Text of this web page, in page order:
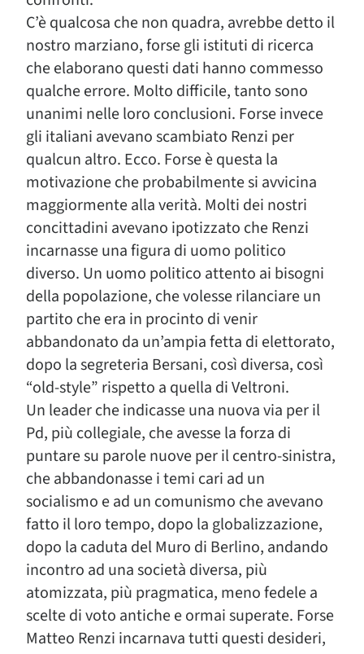
C’è qualcosa che non quadra, avrebbe detto il
nostro marziano, forse gli istituti di ricerca
che elaborano questi dati hanno commesso
qualche errore. Molto difficile, tanto sono
unanimi nelle loro conclusioni. Forse invece
gli italiani avevano scambiato Renzi per
qualcun altro. Ecco. Forse è questa la
motivazione che probabilmente si avvicina
maggiormente alla verità. Molti dei nostri
concittadini avevano ipotizzato che Renzi
incarnasse una figura di uomo politico
diverso. Un uomo politico attento ai bisogni
della popolazione, che volesse rilanciare un
partito che era in procinto di venir
abbandonato da un’ampia fetta di elettorato,
dopo la segreteria Bersani, così diversa, così
“old-style” rispetto a quella di Veltroni.
Un leader che indicasse una nuova via per il
Pd, più collegiale, che avesse la forza di
puntare su parole nuove per il centro-sinistra,
che abbandonasse i temi cari ad un
socialismo e ad un comunismo che avevano
fatto il loro tempo, dopo la globalizzazione,
dopo la caduta del Muro di Berlino, andando
incontro ad una società diversa, più
atomizzata, più pragmatica, meno fedele a
scelte di voto antiche e ormai superate. Forse
Matteo Renzi incarnava tutti questi desideri,